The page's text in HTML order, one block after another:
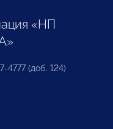
«НП
4777 (доб. 124)